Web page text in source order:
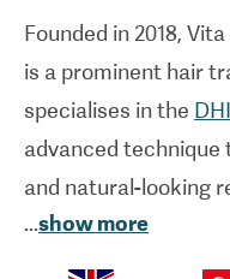
Founded in 2018,
is a prominent hair
specialises in the DHI
advanced technique
and natural-looking
...show more